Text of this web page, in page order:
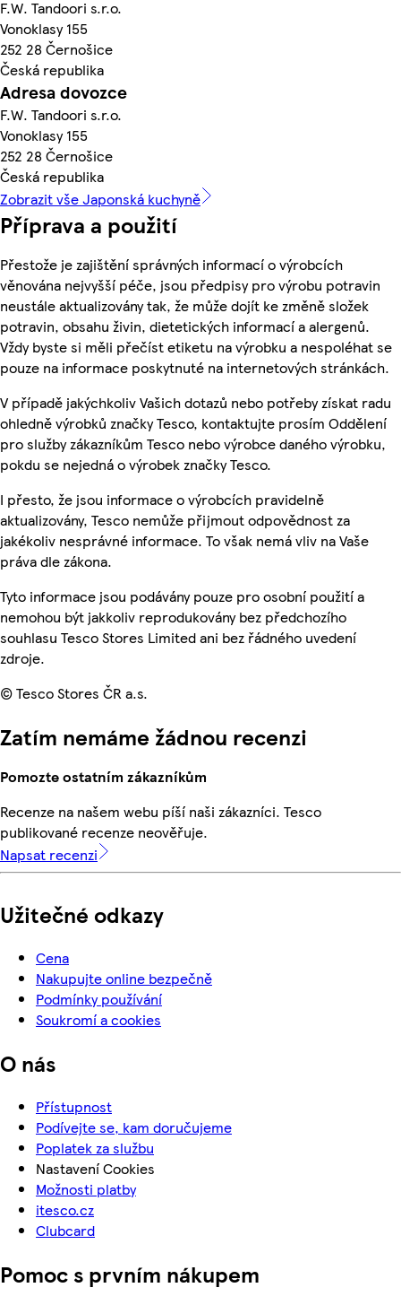
F.W. Tandoori s.r.o.
Vonoklasy 155
252 28 Černošice
Česká republika
Adresa dovozce
F.W. Tandoori s.r.o.
Vonoklasy 155
252 28 Černošice
Česká republika
Zobrazit vše Japonská kuchyně
Příprava a použití
Přestože je zajištění správných informací o výrobcích
věnována nejvyšší péče, jsou předpisy pro výrobu potravin
neustále aktualizovány tak, že může dojít ke změně složek
potravin, obsahu živin, dietetických informací a alergenů.
Vždy byste si měli přečíst etiketu na výrobku a nespoléhat se
pouze na informace poskytnuté na internetových stránkách.
V případě jakýchkoliv Vašich dotazů nebo potřeby získat radu
ohledně výrobků značky Tesco, kontaktujte prosím Oddělení
pro služby zákazníkům Tesco nebo výrobce daného výrobku,
pokdu se nejedná o výrobek značky Tesco.
I přesto, že jsou informace o výrobcích pravidelně
aktualizovány, Tesco nemůže přijmout odpovědnost za
jakékoliv nesprávné informace. To však nemá vliv na Vaše
práva dle zákona.
Tyto informace jsou podávány pouze pro osobní použití a
nemohou být jakkoliv reprodukovány bez předchozího
souhlasu Tesco Stores Limited ani bez řádného uvedení
zdroje.
© Tesco Stores ČR a.s.
Zatím nemáme žádnou recenzi
Pomozte ostatním zákazníkům
Recenze na našem webu píší naši zákazníci. Tesco
publikované recenze neověřuje.
Napsat recenzi
Užitečné odkazy
Cena
Nakupujte online bezpečně
Podmínky používání
Soukromí a cookies
O nás
Přístupnost
Podívejte se, kam doručujeme
Poplatek za službu
Nastavení Cookies
Možnosti platby
itesco.cz
Clubcard
Pomoc s prvním nákupem